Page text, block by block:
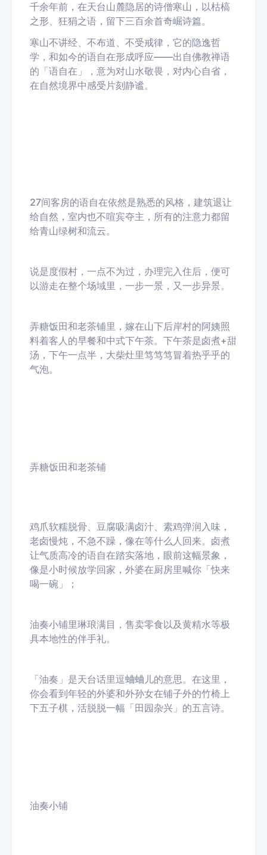
千余年前，在天台山麓隐居的诗僧寒山，以枯槁
之形、狂狷之语，留下三百余首奇崛诗篇。
寒山不讲经、不布道、不受戒律，它的隐逸哲
学，和如今的语自在形成呼应——出自佛教禅语
的「语自在」，意为对山水敬畏，对内心自省，
在自然境界中感受片刻静谧。
27间客房的语自在依然是熟悉的风格，建筑退让
给自然，室内也不喧宾夺主，所有的注意力都留
给青山绿树和流云。
说是度假村，一点不为过，办理完入住后，便可
以游走在整个场域里，一步一景，又一步异景。
弄糖饭田和老茶铺里，嫁在山下后岸村的阿姨照
料着客人的早餐和中式下午茶。下午茶是卤煮+甜
汤，下午一点半，大柴灶里笃笃笃冒着热乎乎的
气泡。
弄糖饭田和老茶铺
鸡爪软糯脱骨、豆腐吸满卤汁、素鸡弹润入味，
老卤慢炖，不急不躁，像在等什么人回来。卤煮
让气质高冷的语自在踏实落地，眼前这幅景象，
像是小时候放学回家，外婆在厨房里喊你「快来
喝一碗」；
油奏小铺里琳琅满目，售卖零食以及黄精水等极
具本地性的伴手礼。
「油奏」是天台话里逗蛐蛐儿的意思。在这里，
你会看到年轻的外婆和外孙女在铺子外的竹椅上
下五子棋，活脱脱一幅「田园杂兴」的五言诗。
油奏小铺